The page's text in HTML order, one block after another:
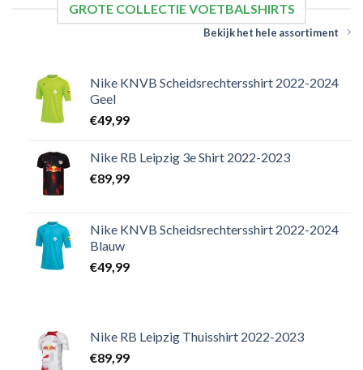
GROTE COLLECTIE VOETBALSHIRTS
Bekijk het hele assortiment
Nike KNVB Scheidsrechtersshirt 2022-2024
Geel
€49,99
Nike RB Leipzig 3e Shirt 2022-2023
€89,99
Nike KNVB Scheidsrechtersshirt 2022-2024
Blauw
€49,99
Nike RB Leipzig Thuisshirt 2022-2023
€89,99